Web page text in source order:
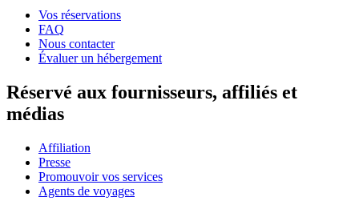
Vos réservations
FAQ
Nous contacter
Évaluer un hébergement
Réservé aux fournisseurs, affiliés et
médias
Affiliation
Presse
Promouvoir vos services
Agents de voyages